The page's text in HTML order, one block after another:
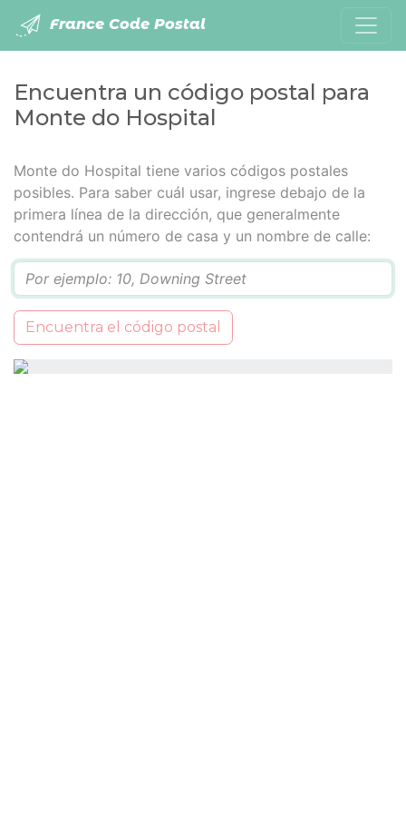
France Code Postal
Encuentra un código postal para
Monte do Hospital
Monte do Hospital tiene varios códigos postales
posibles. Para saber cuál usar, ingrese debajo de la
primera línea de la dirección, que generalmente
contendrá un número de casa y un nombre de calle:
Encuentra el código postal